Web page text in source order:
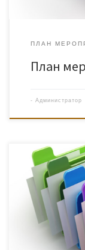
ПЛАН
План
- Администратор